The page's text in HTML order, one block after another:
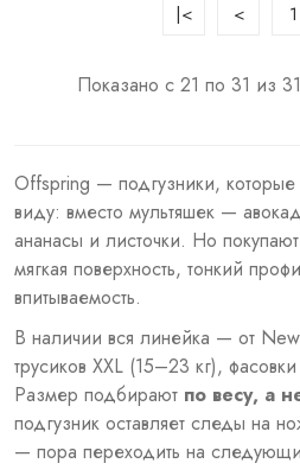
|< < 1
Показано с 21 по 31 из
Offspring — подгузники, которые
виду: вместо мультяшек —
ананасы и листочки. Но
мягкая поверхность, тонкий
впитываемость.
В наличии вся линейка — от
трусиков XXL (15–23 кг),
Размер подбирают по весу, а
подгузник оставляет следы на
— пора переходить на